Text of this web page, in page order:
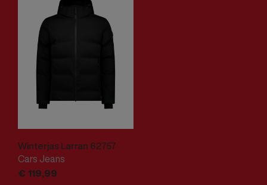
Winterjas Larran 62757
Cars Jeans
€ 119,99